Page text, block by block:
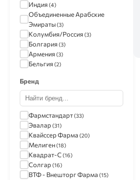
Индия (4)
Объединенные Арабские
Эмираты(3)
Колумбия/Россия (3)
Болгария (3)
Армения (3)
Бельгия (2)
Бренд
Фармстандарт(33)
Эвалар (31)
Квайссер Фарма (20)
Мелиген(18)
Квадрат-С(16)
Солгар (16)
ВТФ - Внешторг Фарма (15)